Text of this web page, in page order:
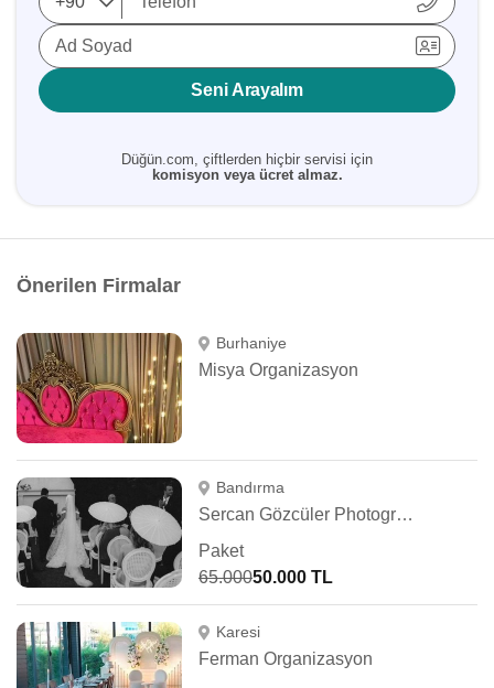
Ad Soyad
Seni Arayalım
Düğün.com, çiftlerden hiçbir servisi için
komisyon veya ücret almaz.
Önerilen Firmalar
Burhaniye
Misya Organizasyon
Bandırma
Sercan Gözcüler Photography
Paket
65.00050.000 TL
Karesi
Ferman Organizasyon